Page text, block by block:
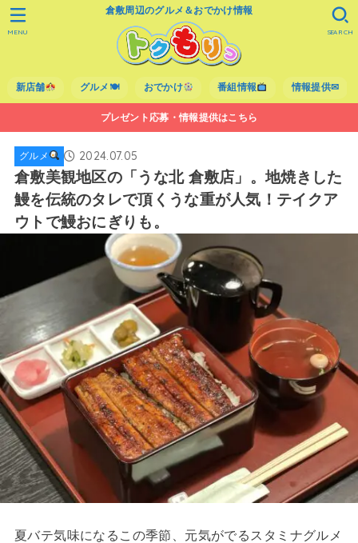
倉敷周辺のグルメ＆おでかけ情報
新店舗 グルメ🍽 おでかけ 番組情報 情報提供✉
SEARCH
MENU
プレゼント応募・情報提供はこちら
グルメ 2024.07.05
倉敷美観地区の「うな北 倉敷店」。地焼きした
鰻を伝統のタレで頂くうな重が人気！テイクア
ウトで鰻おにぎりも。
夏バテ気味になるこの季節、元気がでるスタミナグルメ